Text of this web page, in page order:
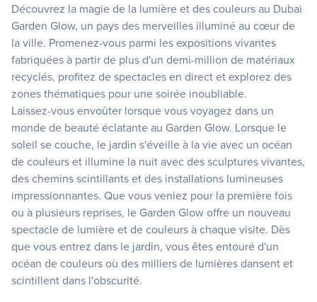
Découvrez la magie de la lumière et des couleurs au Dubai
Garden Glow, un pays des merveilles illuminé au cœur de
la ville. Promenez-vous parmi les expositions vivantes
fabriquées à partir de plus d'un demi-million de matériaux
recyclés, profitez de spectacles en direct et explorez des
zones thématiques pour une soirée inoubliable.
Laissez-vous envoûter lorsque vous voyagez dans un
monde de beauté éclatante au Garden Glow. Lorsque le
soleil se couche, le jardin s'éveille à la vie avec un océan
de couleurs et illumine la nuit avec des sculptures vivantes,
des chemins scintillants et des installations lumineuses
impressionnantes. Que vous veniez pour la première fois
ou à plusieurs reprises, le Garden Glow offre un nouveau
spectacle de lumière et de couleurs à chaque visite. Dès
que vous entrez dans le jardin, vous êtes entouré d'un
océan de couleurs où des milliers de lumières dansent et
scintillent dans l'obscurité.